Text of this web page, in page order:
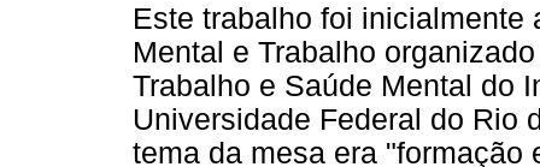
Este trabalho foi inicialmente
Mental e Trabalho
Trabalho e Saúde Mental do
Universidade Federal do Rio
tema da mesa era "formação